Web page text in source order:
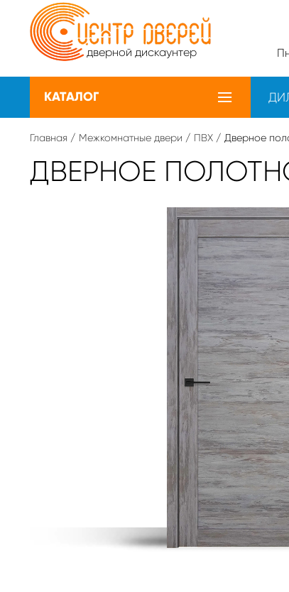
дверной дискаунтер
КАТАЛОГ
Главная / Межкомнатные двери / ПВХ / Дверное
ДВЕРНОЕ